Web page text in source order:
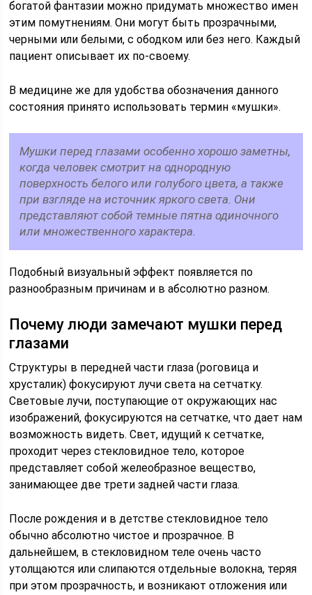
богатой фантазии можно придумать множество имен
этим помутнениям. Они могут быть прозрачными,
черными или белыми, с ободком или без него. Каждый
пациент описывает их по-своему.
В медицине же для удобства обозначения данного
состояния принято использовать термин «мушки».
Мушки перед глазами особенно хорошо заметны,
когда человек смотрит на однородную
поверхность белого или голубого цвета, а также
при взгляде на источник яркого света. Они
представляют собой темные пятна одиночного
или множественного характера.
Подобный визуальный эффект появляется по
разнообразным причинам и в абсолютно разном.
Почему люди замечают мушки перед
глазами
Структуры в передней части глаза (роговица и
хрусталик) фокусируют лучи света на сетчатку.
Световые лучи, поступающие от окружающих нас
изображений, фокусируются на сетчатке, что дает нам
возможность видеть. Свет, идущий к сетчатке,
проходит через стекловидное тело, которое
представляет собой желеобразное вещество,
занимающее две трети задней части глаза.
После рождения и в детстве стекловидное тело
обычно абсолютно чистое и прозрачное. В
дальнейшем, в стекловидном теле очень часто
утолщаются или слипаются отдельные волокна, теряя
при этом прозрачность, и возникают отложения или